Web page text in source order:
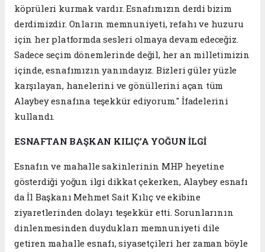
köprüleri kurmak vardır. Esnafımızın derdi bizim
derdimizdir. Onların memnuniyeti, refahı ve huzuru
için her platformda sesleri olmaya devam edeceğiz.
Sadece seçim dönemlerinde değil, her an milletimizin
içinde, esnafımızın yanındayız. Bizleri güler yüzle
karşılayan, hanelerini ve gönüllerini açan tüm
Alaybey esnafına teşekkür ediyorum." İfadelerini
kullandı.
ESNAFTAN BAŞKAN KILIÇ’A YOĞUN İLGİ
Esnafın ve mahalle sakinlerinin MHP heyetine
gösterdiği yoğun ilgi dikkat çekerken, Alaybey esnafı
da İl Başkanı Mehmet Sait Kılıç ve ekibine
ziyaretlerinden dolayı teşekkür etti. Sorunlarının
dinlenmesinden duydukları memnuniyeti dile
getiren mahalle esnafı, siyasetçileri her zaman böyle